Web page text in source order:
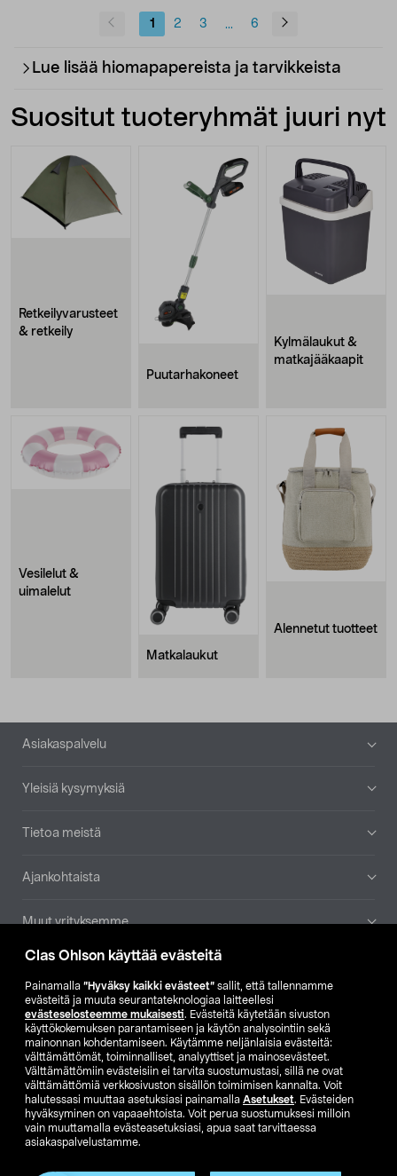
Clas Ohlson käyttää evästeitä
Painamalla ”Hyväksy kaikki evästeet” sallit, että tallennamme
evästeitä ja muuta seurantateknologiaa laitteellesi
evästeselosteemme mukaisesti. Evästeitä käytetään sivuston
käyttökokemuksen parantamiseen ja käytön analysointiin sekä
mainonnan kohdentamiseen. Käytämme neljänlaisia evästeitä:
välttämättömät, toiminnalliset, analyyttiset ja mainosevästeet.
Välttämättömiin evästeisiin ei tarvita suostumustasi, sillä ne ovat
välttämättömiä verkkosivuston sisällön toimimisen kannalta. Voit
halutessasi muuttaa asetuksiasi painamalla Asetukset. Evästeiden
hyväksyminen on vapaaehtoista. Voit perua suostumuksesi milloin
vain muuttamalla evästeasetuksiasi, apua saat tarvittaessa
asiakaspalvelustamme.
1 2 3 ... 6
Lue lisää hiomapapereista ja tarvikkeista
Suositut tuoteryhmät juuri nyt
Retkeilyvarusteet
& retkeily
Puutarhakoneet
Kylmälaukut &
matkajääkaapit
Vesilelut &
uimalelut
Matkalaukut
Alennetut tuotteet
Alatunniste
Asiakaspalvelu
Yleisiä kysymyksiä
Tietoa meistä
Ajankohtaista
Muut yrityksemme
Etsi myymälä
SE NO FI
FI SV